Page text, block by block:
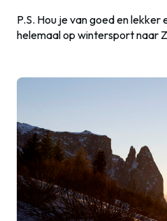
P.S. Hou je van goed en
helemaal op wintersport naar